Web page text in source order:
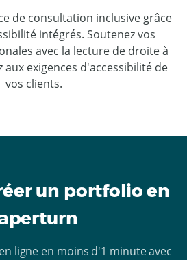
de consultation inclusive grâce
intégrés. Soutenez vos
avec la lecture de droite à
aux exigences d'accessibilité de
vos clients.
un portfolio en
ligne en moins d'1 minute avec